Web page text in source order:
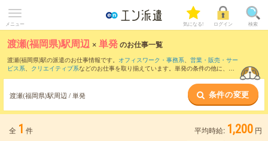
メニュー 気になる! ログイン 検索
渡瀬(福岡県)駅周辺 ×単発のお仕事一覧
渡瀬(福岡県)駅の派遣のお仕事情報です。 オフィスワーク・事務系、 営業・販売・サー
ビス系、 クリエイティブ系などのお仕事を取り揃えています。単発の条件の他に、 交
渡瀬(福岡県)駅周辺 / 単発 条件の変更
全 1 件 平均時給: 1,200 円